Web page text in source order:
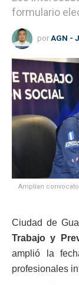
formulario
por AGN -
Amplían
Ciudad de
Trabajo y
amplió la
profesionales